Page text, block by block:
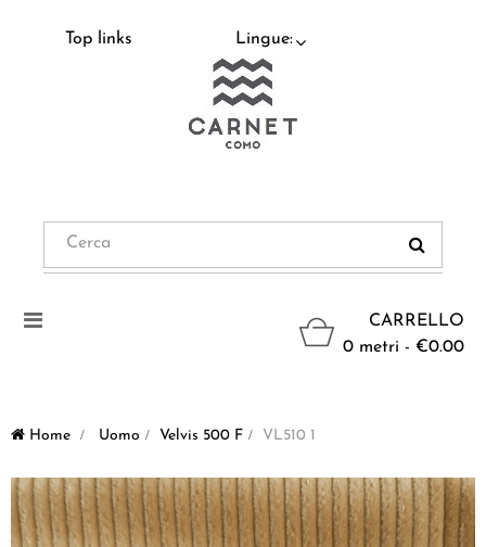
Top links Lingue:
CARRELLO
0 metri - €0.00
Navigazione
Home > Uomo > Velvis 500 F > VL510 1